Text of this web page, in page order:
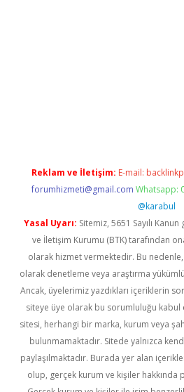
Reklam ve İletişim: E-mail:
forumhizmeti@gmail.com Whatsapp:
@karabul
Yasal Uyarı: Sitemiz, 5651 Sayılı
ve İletişim Kurumu (BTK) tarafından
olarak hizmet vermektedir. Bu
olarak denetleme veya araştırma
Ancak, üyelerimiz yazdıkları içeriklerin
siteye üye olarak bu sorumluluğu kabul
sitesi, herhangi bir marka, kurum veya
bulunmamaktadır. Sitede yalnızca
paylaşılmaktadır. Burada yer alan
olup, gerçek kurum ve kişiler hakkında